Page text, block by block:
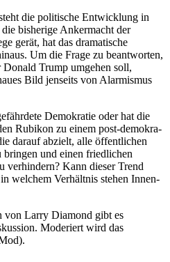
die politische Entwicklung in
bisherige Anker­macht der
gerät, hat das drama­tische
Um die Frage zu beant­worten,
Trump umgehen soll,
Bild jenseits von Alarmismus
Demokratie oder hat die
Rubikon zu einem post-demokra­
darauf abzielt, alle öffent­lichen
und einen fried­lichen
verhindern? Kann dieser Trend
welchem Verhältnis stehen Innen-
von Larry Diamond gibt es
Moderiert wird das